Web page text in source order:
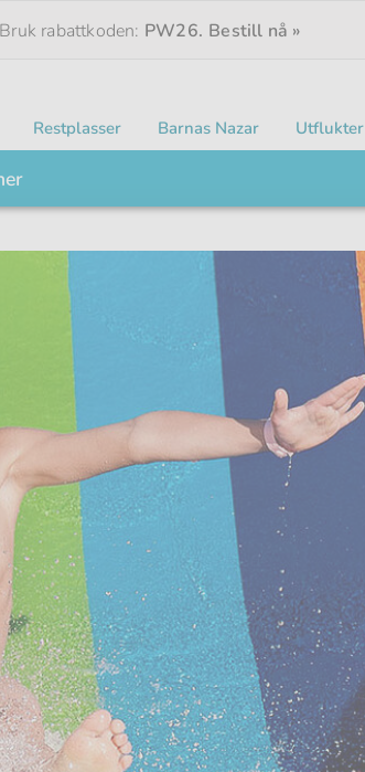
Bruk rabattkoden: PW26. Bestill nå »
Restplasser Barnas Nazar Utflukter